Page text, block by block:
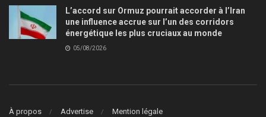
L’accord sur Ormuz pourrait accorder à l’Iran
une influence accrue sur l’un des corridors
énergétique les plus cruciaux au monde
05/08/2026
À propos Advertise Mention légale